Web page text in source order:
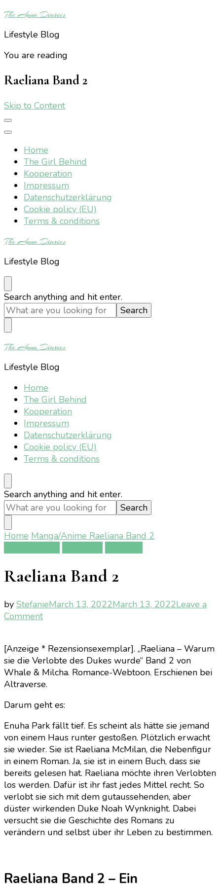
The Anna Diaries
Lifestyle Blog
You are reading
Raeliana Band 2
Skip to Content
Home
The Girl Behind
Kooperation
Impressum
Datenschutzerklärung
Cookie policy (EU)
Terms & conditions
The Anna Diaries
Lifestyle Blog
Looking
for
Something?
Search anything and hit enter.
The Anna Diaries
Lifestyle Blog
Home
The Girl Behind
Kooperation
Impressum
Datenschutzerklärung
Cookie policy (EU)
Terms & conditions
Looking
for
Something?
Search anything and hit enter.
Home Manga/Anime Raeliana Band 2
Raeliana Band 2
by StefanieMarch 13, 2022March 13, 2022Leave a
Commenton
2
[Anzeige * Rezensionsexemplar]. „Raeliana – Warum
sie die Verlobte des Dukes wurde“ Band 2 von
Whale & Milcha. Romance-Webtoon. Erschienen bei
Altraverse.
Darum geht es:
Enuha Park fällt tief. Es scheint als hätte sie jemand
von einem Haus runter gestoßen. Plötzlich erwacht
sie wieder. Sie ist Raeliana McMilan, die Nebenfigur
in einem Roman. Ja, sie ist in einem Buch, dass sie
bereits gelesen hat. Raeliana möchte ihren Verlobten
los werden. Dafür ist ihr fast jedes Mittel recht. So
verlobt sie sich mit dem gutaussehenden, aber
düster wirkenden Duke Noah Wynknight. Dabei
versucht sie die Geschichte des Romans zu
verändern und selbst über ihr Leben zu bestimmen.
Raeliana Band 2 – Ein